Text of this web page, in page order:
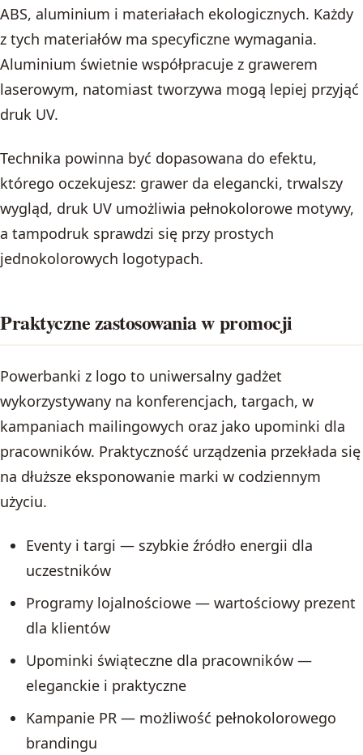
ABS, aluminium i materiałach ekologicznych. Każdy
z tych materiałów ma specyficzne wymagania.
Aluminium świetnie współpracuje z grawerem
laserowym, natomiast tworzywa mogą lepiej przyjąć
druk UV.
Technika powinna być dopasowana do efektu,
którego oczekujesz: grawer da elegancki, trwalszy
wygląd, druk UV umożliwia pełnokolorowe motywy,
a tampodruk sprawdzi się przy prostych
jednokolorowych logotypach.
Praktyczne zastosowania w promocji
Powerbanki z logo to uniwersalny gadżet
wykorzystywany na konferencjach, targach, w
kampaniach mailingowych oraz jako upominki dla
pracowników. Praktyczność urządzenia przekłada się
na dłuższe eksponowanie marki w codziennym
użyciu.
Eventy i targi — szybkie źródło energii dla
uczestników
Programy lojalnościowe — wartościowy prezent
dla klientów
Upominki świąteczne dla pracowników —
eleganckie i praktyczne
Kampanie PR — możliwość pełnokolorowego
brandingu